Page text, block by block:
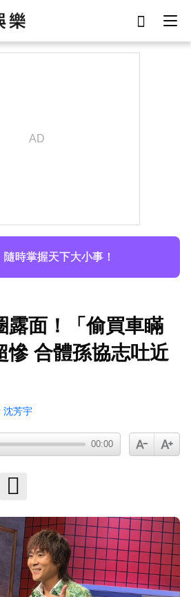
時掌握天下大小事！
露面！「偷買車瞞
慘 合體孫協志吐近
沈芳宇
00:00